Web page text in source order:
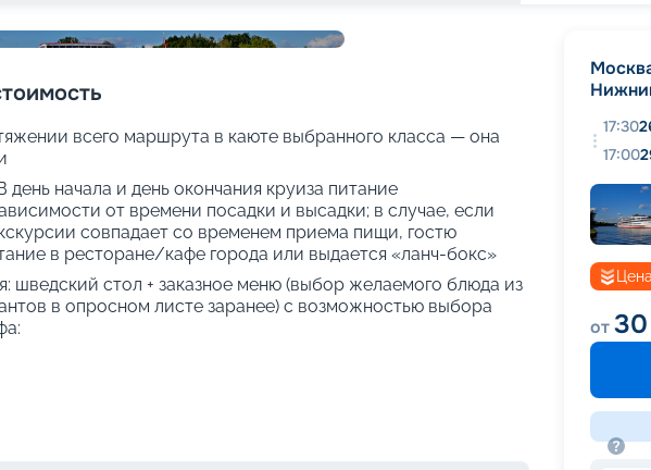
всего маршрута в каюте выбранного класса — она
день начала и день окончания круиза питание
от времени посадки и высадки; в случае, если
совпадает со временем приема пищи, гостю
в ресторане/кафе города или выдается «ланч-бокс»
шведский стол + заказное меню (выбор желаемого блюда из
в опросном листе заранее) с возможностью выбора
17:30
17:00
от